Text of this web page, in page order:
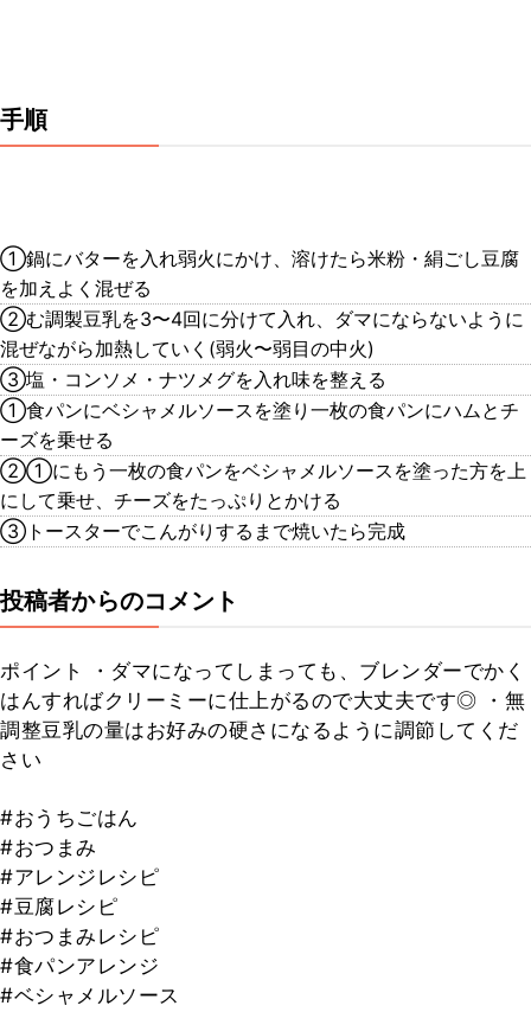
手順
①鍋にバターを入れ弱火にかけ、溶けたら米粉・絹ごし豆腐
を加えよく混ぜる
②む調製豆乳を3〜4回に分けて入れ、ダマにならないように
混ぜながら加熱していく(弱火〜弱目の中火)
③塩・コンソメ・ナツメグを入れ味を整える
①食パンにベシャメルソースを塗り一枚の食パンにハムとチ
ーズを乗せる
②①にもう一枚の食パンをベシャメルソースを塗った方を上
にして乗せ、チーズをたっぷりとかける
③トースターでこんがりするまで焼いたら完成
投稿者からのコメント
ポイント ・ダマになってしまっても、ブレンダーでかく
はんすればクリーミーに仕上がるので大丈夫です◎ ・無
調整豆乳の量はお好みの硬さになるように調節してくだ
さい
#おうちごはん
#おつまみ
#アレンジレシピ
#豆腐レシピ
#おつまみレシピ
#食パンアレンジ
#ベシャメルソース